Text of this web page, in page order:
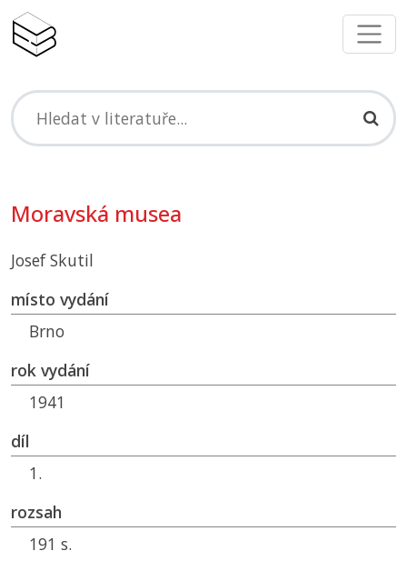
Moravská musea
Josef Skutil
místo vydání
Brno
rok vydání
1941
díl
1.
rozsah
191 s.